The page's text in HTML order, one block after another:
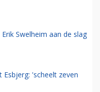
Swelheim aan de slag
'scheelt zeven